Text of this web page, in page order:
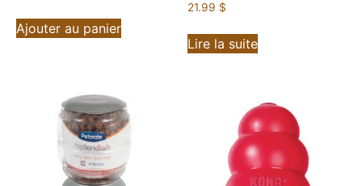
Ajouter au panier
21.99 $
Lire la suite